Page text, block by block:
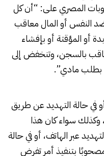
قانون العقوبات المصري على: “أن كل
النفس أو المال معاقب
أو المؤقتة أو بإفشاء
بالسجن، وتنخفض إلى
بطلب مادي”.
في حالة التهديد عن طريق
وكذلك سواء كان هذا
عبر الهاتف، أو في حالة
بتنفيذ أمر تفرض